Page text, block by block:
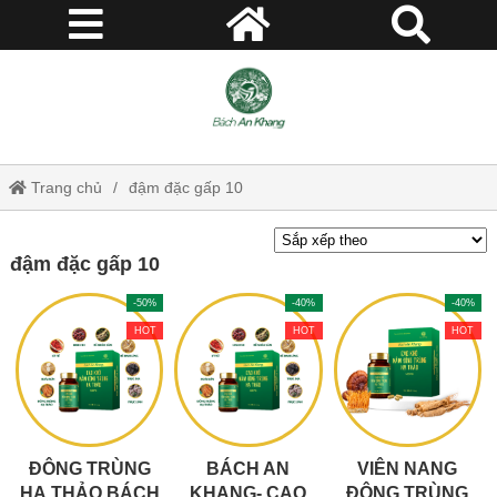
Trang chủ đậm đặc gấp 10
đậm đặc gấp 10
-50%
HOT
ĐÔNG TRÙNG
HẠ THẢO BÁCH
-40%
HOT
BÁCH AN
KHANG- CAO
-40%
HOT
VIÊN NANG
ĐÔNG TRÙNG